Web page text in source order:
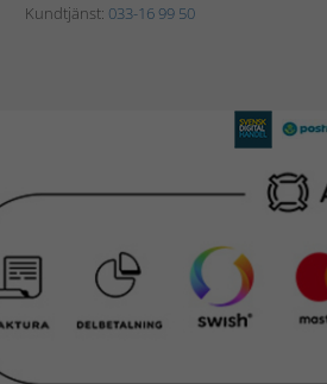
Kundtjänst: 033-16 99 50